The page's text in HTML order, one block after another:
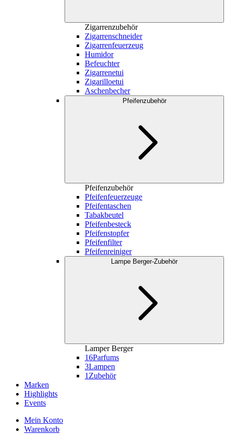
Zigarrenzubehör
Zigarrenschneider
Zigarrenfeuerzeug
Humidor
Befeuchter
Zigarrenetui
Zigarilloetui
Aschenbecher
Pfeifenzubehör
Pfeifenzubehör
Pfeifenfeuerzeuge
Pfeifentaschen
Tabakbeutel
Pfeifenbesteck
Pfeifenstopfer
Pfeifenfilter
Pfeifenreiniger
Lampe Berger-Zubehör
Lamper Berger
16Parfums
3Lampen
1 Zubehör
Marken
Highlights
Events
Mein Konto
Warenkorb